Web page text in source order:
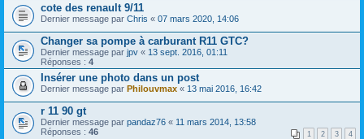
cote des renault 9/11
Dernier message par Chris « 07 mars 2020, 14:06
Changer sa pompe à carburant R11 GTC?
Dernier message par jpv « 13 sept. 2016, 01:11
Réponses : 4
Insérer une photo dans un post
Dernier message par Philouvmax « 13 mai 2016, 16:42
r 11 90 gt
Dernier message par pandaz76 « 11 mars 2014, 13:58
Réponses : 46 1 2 3 4